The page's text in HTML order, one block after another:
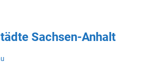
Sachsen-Anhalt